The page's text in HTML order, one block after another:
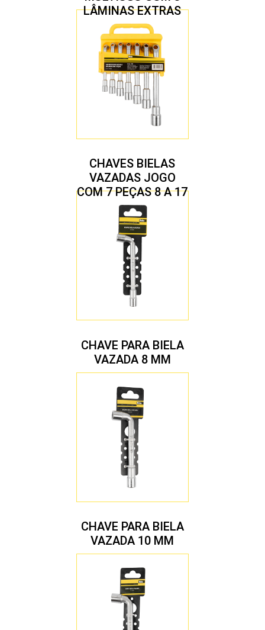
LÂMINAS EXTRAS
CHAVES BIELAS
VAZADAS JOGO
COM 7 PEÇAS 8 A 17
MM
CHAVE PARA BIELA
VAZADA 8 MM
CHAVE PARA BIELA
VAZADA 10 MM